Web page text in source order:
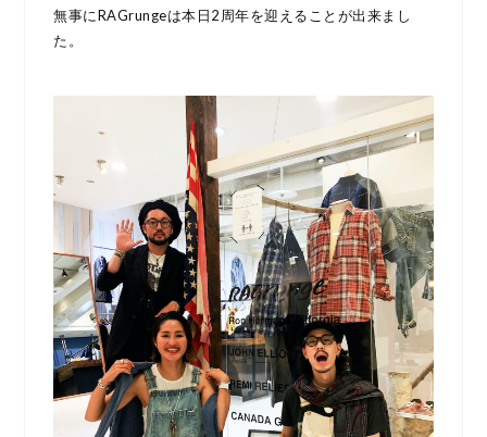
無事にRAGrungeは本日2周年を迎えることが出来まし
た。